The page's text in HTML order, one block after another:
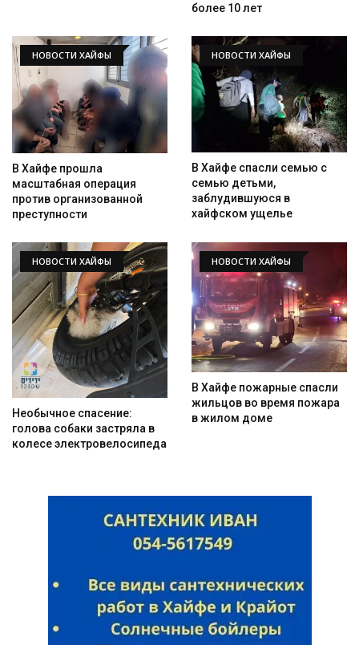
более 10 лет
НОВОСТИ ХАЙФЫ
В Хайфе прошла
масштабная операция
против организованной
преступности
НОВОСТИ ХАЙФЫ
В Хайфе спасли семью с
семью детьми,
заблудившуюся в
хайфском ущелье
НОВОСТИ ХАЙФЫ
Необычное спасение:
голова собаки застряла в
колесе электровелосипеда
НОВОСТИ ХАЙФЫ
В Хайфе пожарные спасли
жильцов во время пожара
в жилом доме